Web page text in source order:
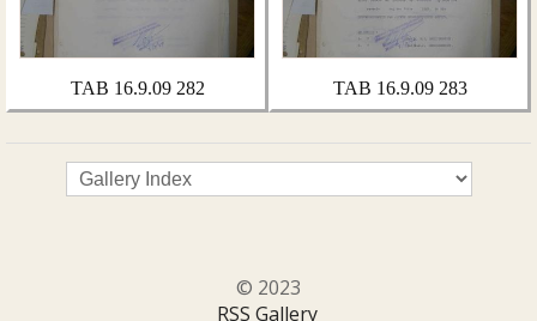
TAB 16.9.09 282 TAB 16.9.09 283
© 2023
RSS Gallery